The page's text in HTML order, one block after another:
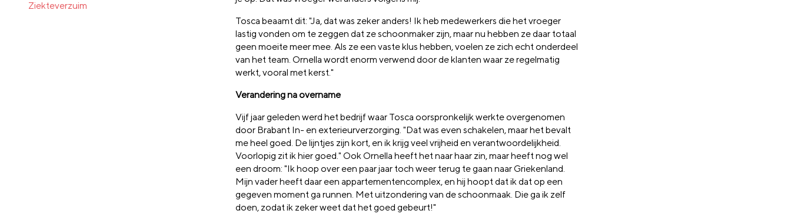
Tosca beaamt dit: "Ja, dat was zeker anders! Ik heb medewerkers die het vroeger
lastig vonden om te zeggen dat ze schoonmaker zijn, maar nu hebben ze daar totaal
geen moeite meer mee. Als ze een vaste klus hebben, voelen ze zich echt onderdeel
van het team. Ornella wordt enorm verwend door de klanten waar ze regelmatig
werkt, vooral met kerst."
Verandering na overname
Vijf jaar geleden werd het bedrijf waar Tosca oorspronkelijk werkte overgenomen
door Brabant In- en exterieurverzorging. "Dat was even schakelen, maar het bevalt
me heel goed. De lijntjes zijn kort, en ik krijg veel vrijheid en verantwoordelijkheid.
Voorlopig zit ik hier goed." Ook Ornella heeft het naar haar zin, maar heeft nog wel
een droom: "Ik hoop over een paar jaar toch weer terug te gaan naar Griekenland.
Mijn vader heeft daar een appartementencomplex, en hij hoopt dat ik dat op een
gegeven moment ga runnen. Met uitzondering van de schoonmaak. Die ga ik zelf
doen, zodat ik zeker weet dat het goed gebeurt!"
Ziekteverzuim